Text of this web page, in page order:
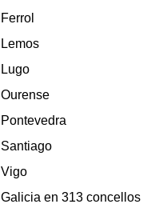
Ferrol
Lemos
Lugo
Ourense
Pontevedra
Santiago
Vigo
Galicia en 313 concellos